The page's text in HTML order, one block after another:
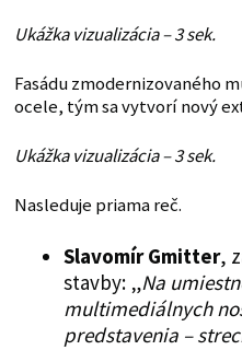
Ukážka vizualizácia – 3 sek.
Fasádu zmodernizovaného
ocele, tým sa vytvorí nový
Ukážka vizualizácia – 3 sek.
Nasleduje priama reč.
Slavomír Gmitter,
stavby: „Na
multimediálnych
predstavenia –